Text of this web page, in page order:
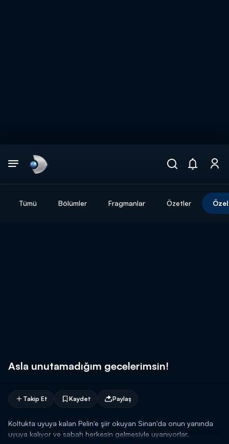
Tümü Bölümler Fragmanlar Özetler
Asla unutamadığım gecelerimsin!
Takip Et Kaydet Paylaş
Koltukta uyuya kalan Pelin'e şiir okuyan Sinan'da onun yanında
uyuya kalıyor ve sabah herkesin gelmesiyle uyanıyorlar.